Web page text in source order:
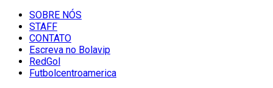
SOBRE NÓS
STAFF
CONTATO
Escreva no Bolavip
RedGol
Futbolcentroamerica